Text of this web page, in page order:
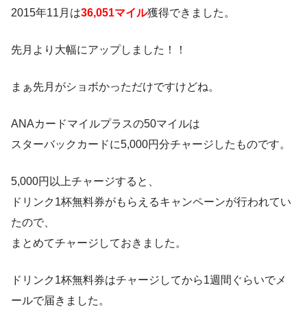
2015年11月は36,051マイル獲得できました。
先月より大幅にアップしました！！
まぁ先月がショボかっただけですけどね。
ANAカードマイルプラスの50マイルは
スターバックカードに5,000円分チャージしたものです。
5,000円以上チャージすると、
ドリンク1杯無料券がもらえるキャンペーンが行われてい
たので、
まとめてチャージしておきました。
ドリンク1杯無料券はチャージしてから1週間ぐらいでメ
ールで届きました。